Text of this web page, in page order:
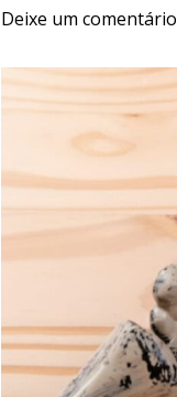
Deixe um comentário